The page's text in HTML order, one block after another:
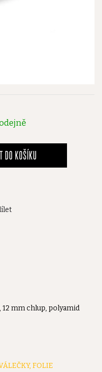
DO KOŠÍKU
12 mm chlup, polyamid
FOLIE